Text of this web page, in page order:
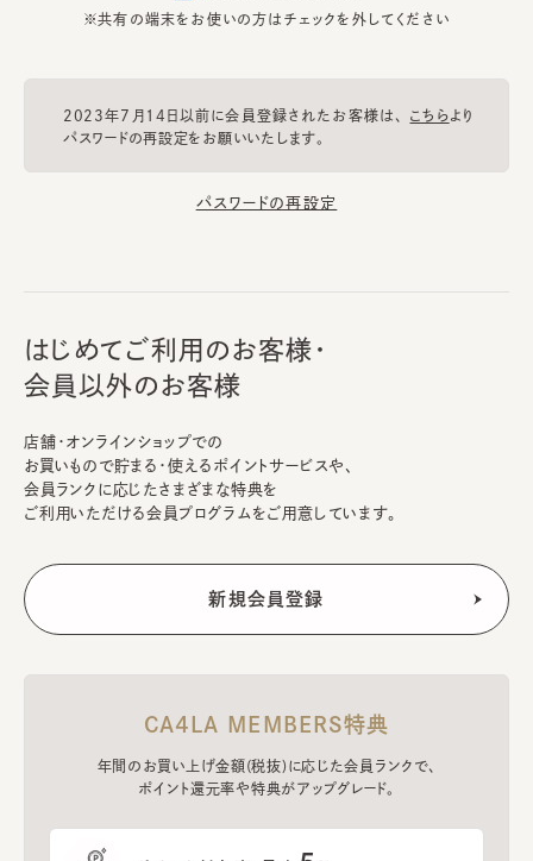
※共有の端末をお使いの方はチェックを外してください
2023年7月14日以前に会員登録されたお客様は、 こちらより
パスワードの再設定をお願いいたします。
パスワードの再設定
はじめてご利用のお客様・
会員以外のお客様
店舗・オンラインショップでの
お買いもので貯まる・使えるポイントサービスや、
会員ランクに応じたさまざまな特典を
ご利用いただける会員プログラムをご用意しています。
CA4LA MEMBERS特典
年間のお買い上げ金額(税抜)に応じた会員ランクで、
ポイント還元率や特典がアップグレード。